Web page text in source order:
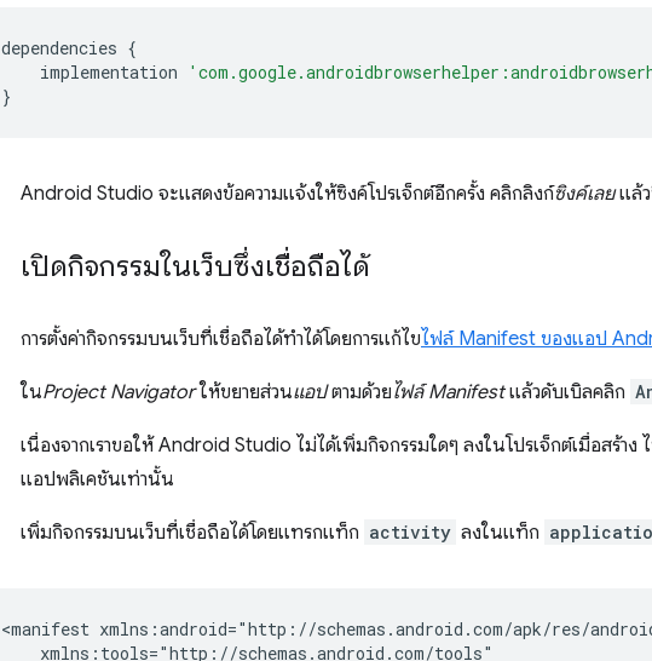
dependencies {
implementation
}
Android Studio จะแสดงข้อความแจ้งให้ซิงค์โปรเจ็กต์อีกครั้ง คลิกลิงก์ซิงค์เลยแล้
เปิดกิจกรรมในเว็บซึ่งเชื่อถือได้
การตั้งค่ากิจกรรมบนเว็บที่เชื่อถือได้ทำได้โดยการแก้ไขไฟล์ Manifest ของแอป
ในProject Navigatorให้ขยายส่วนแอปตามด้วยไฟล์ Manifestแล้วดับเบิลคลิก
เนื่องจากเราขอให้ Android Studio ไม่ได้เพิ่มกิจกรรมใดๆ ลงในโปรเจ็กต์เมื่อสร้า
แอปพลิเคชันเท่านั้น
เพิ่มกิจกรรมบนเว็บที่เชื่อถือได้โดยแทรกแท็ก activity ลงในแท็ก
<manifest